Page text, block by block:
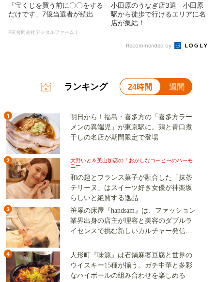
「宝くじを買う前に〇〇をする
だけです」7億当選者が続出
PR(合同会社デジタルファーム )
小田原のうなぎ店3選 小田原
駅から徒歩で行けるエリアに名
店が集結！
Recommended by
ランキング 24時間 週間
1
明日から！福島・喜多方の「喜多方ラー
メンの異端児」が東京駅に。鶏と青口煮
干しの名店が期間限定で登場
2
大野いと＆美山加恋の「おかしなコーヒーのハーモ
ニー」
和の趣とフランス菓子が融合した「抹茶
テリーヌ」はスイーツ好き女優が神楽坂
らしいと絶賛する逸品
3
笹塚の床屋『handsam』は、ファッション
業界出身の店主が理容と美容のダブルラ
イセンスで挑む新しいカルチャー発信基
4
人形町『味源』は石鍋麻婆豆腐と世界の
ウイスキー15種が揃う。ガチ中華と多彩
なハイボールの組み合わせを楽しめる